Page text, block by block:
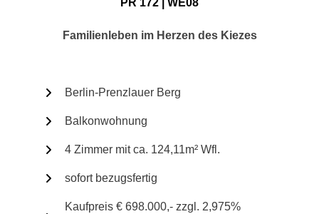
PR 172 | WE08
Familienleben im Herzen des Kiezes
Berlin-Prenzlauer Berg
Balkonwohnung
4 Zimmer mit ca. 124,11m² Wfl.
sofort bezugsfertig
Kaufpreis € 698.000,- zzgl. 2,975%